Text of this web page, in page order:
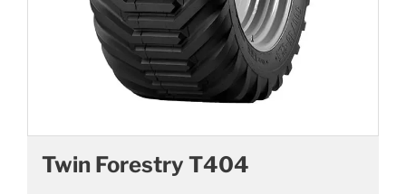
Twin Forestry T404